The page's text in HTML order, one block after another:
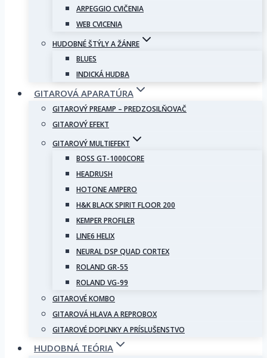
ARPEGGIO CVIČENIA
WEB CVICENIA
HUDOBNÉ ŠTÝLY A ŽÁNRE
BLUES
INDICKÁ HUDBA
GITAROVÁ APARATÚRA
GITAROVÝ PREAMP – PREDZOSILŇOVAČ
GITAROVÝ EFEKT
GITAROVÝ MULTIEFEKT
BOSS GT-1000CORE
HEADRUSH
HOTONE AMPERO
H&K BLACK SPIRIT FLOOR 200
KEMPER PROFILER
LINE6 HELIX
NEURAL DSP QUAD CORTEX
ROLAND GR-55
ROLAND VG-99
GITAROVÉ KOMBO
GITAROVÁ HLAVA A REPROBOX
GITAROVÉ DOPLNKY A PRÍSLUŠENSTVO
HUDOBNÁ TEÓRIA